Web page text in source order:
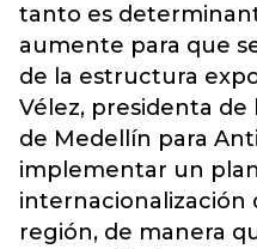
tanto es
aumente para que
de la estructura
Vélez, presidenta de
de Medellín para
implementar un
internacionalización
región, de manera